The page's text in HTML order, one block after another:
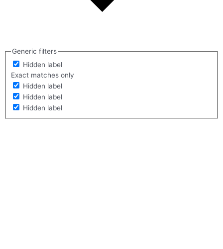
Generic filters
Hidden label
Exact matches only
Hidden label
Hidden label
Hidden label